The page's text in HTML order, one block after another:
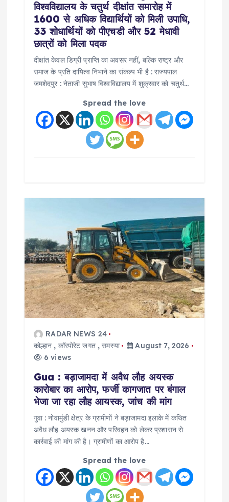
विश्वविद्यालय के चतुर्थ दीक्षांत समारोह में
1600 से अधिक विद्यार्थियों को मिली उपाधि,
33 शोधार्थियों को पीएचडी और 52 मेधावी
छात्रों को मिला पदक
दीक्षांत केवल डिग्री प्राप्ति का अवसर नहीं, बल्कि राष्ट्र और
समाज के प्रति दायित्व निभाने का संकल्प भी है : राज्यपाल
जमशेदपुर : नेताजी सुभाष विश्वविद्यालय में शुक्रवार को चतुर्थ…
Spread the love
RADAR NEWS 24
कोल्हान , कॉरपोरेट जगत,समस्या
August 7, 2026
6 views
Gua : बड़ाजामदा में अवैध लौह अयस्क
कारोबार का आरोप, फर्जी कागजात पर बंगाल
भेजा जा रहा लौह आयस्क, जांच की मांग
गुवा : नोवामुंडी क्षेत्र के ग्रामीणों ने बड़ाजामदा इलाके में कथित
अवैध लौह अयस्क खनन और परिवहन को लेकर प्रशासन से
कार्रवाई की मांग की है। ग्रामीणों का आरोप है…
Spread the love